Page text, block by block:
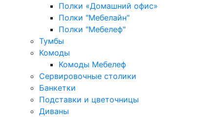
Полки «Домашний офис»
Полки "Мебелайн"
Полки "Мебелеф"
Тумбы
Комоды
Комоды Мебелеф
Сервировочные столики
Банкетки
Подставки и цветочницы
Диваны